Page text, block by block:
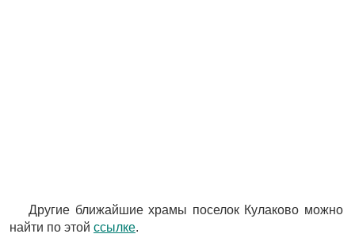
Другие ближайшие храмы поселок Кулаково можно
найти по этой ссылке.